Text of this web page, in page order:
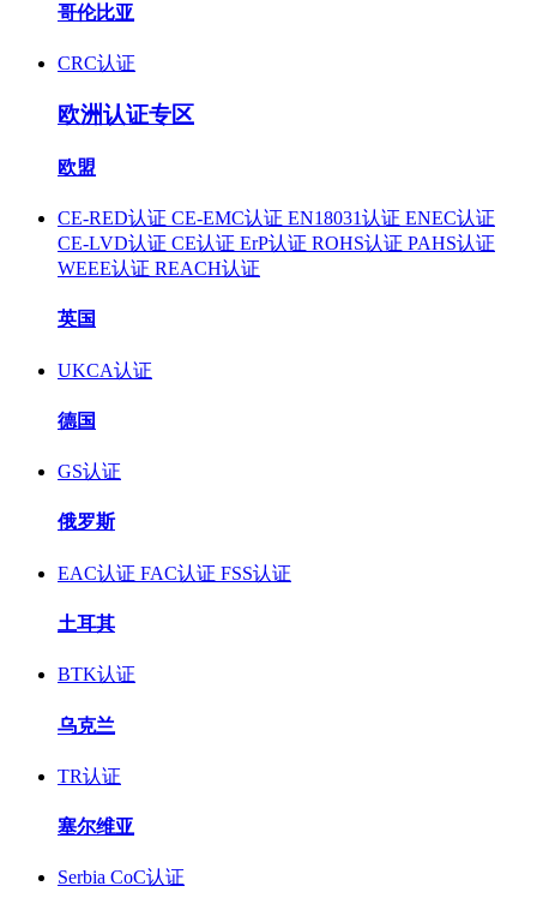
哥伦比亚
CRC认证
欧洲认证专区
欧盟
CE-RED认证 CE-EMC认证 EN18031认证 ENEC认证
CE-LVD认证 CE认证 ErP认证 ROHS认证 PAHS认证
WEEE认证 REACH认证
英国
UKCA认证
德国
GS认证
俄罗斯
EAC认证 FAC认证 FSS认证
土耳其
BTK认证
乌克兰
TR认证
塞尔维亚
Serbia CoC认证